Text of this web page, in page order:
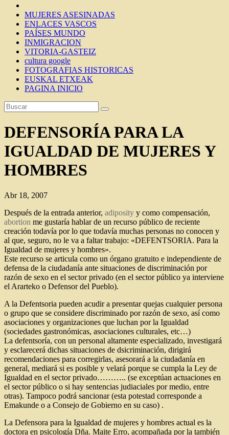
MUJERES ASESINADAS
ENLACES VASCOS
PAÍSES MUNDO
INMIGRACION
VITORIA-GASTEIZ
cultura google
FOTOGRAFIAS HISTORICAS
EUSKAL ETXEAK
PAGINA INICIO
DEFENSORÍA PARA LA
IGUALDAD DE MUJERES Y
HOMBRES
Abr 18, 2007
Después de la entrada anterior, adiposity y como compensación,
abortion me gustaría hablar de un recurso público de reciente
creación todavía por lo que todavía muchas personas no conocen y
al que, seguro, no le va a faltar trabajo: «DEFENTSORIA. Para la
Igualdad de mujeres y hombres».
Este recurso se articula como un órgano gratuito e independiente de
defensa de la ciudadanía ante situaciones de discriminación por
razón de sexo en el sector privado (en el sector público ya interviene
el Ararteko o Defensor del Pueblo).
A la Defentsoria pueden acudir a presentar quejas cualquier persona
o grupo que se considere discriminado por razón de sexo, así como
asociaciones y organizaciones que luchan por la Igualdad
(sociedades gastronómicas, asociaciones culturales, etc…)
La defentsoría, con un personal altamente especializado, investigará
y esclarecerá dichas situaciones de dsicriminación, dirigirá
recomendaciones para corregirlas, asesorará a la ciudadanía en
general, mediará si es posible y velará porque se cumpla la Ley de
Igualdad en el sector privado……….. (se exceptúan actuaciones en
el sector público o si hay sentencias judiaciales por medio, entre
otras). Tampoco podrá sancionar (esta potestad corresponde a
Emakunde o a Consejo de Gobierno en su caso) .
La Defensora para la Igualdad de mujeres y hombres actual es la
doctora en psicología Dña. Maite Erro, acompañada por la también